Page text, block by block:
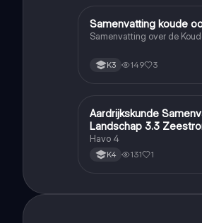
Geschiedenis
Samenvatting koude
Samenvatting over de
K3 149 3
Aardrijkskunde
Aardrijkskunde
Landschap 3.3
• BuiteNLand
Havo 4
K4 131 1